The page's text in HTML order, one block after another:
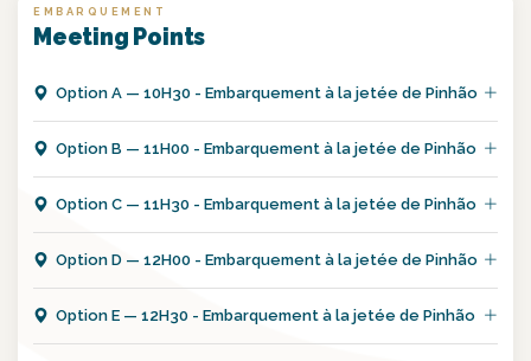
EMBARQUEMENT
Meeting Points
OptionA —10H30 - Embarquement à la jetée de Pinhão
OptionB —11H00 - Embarquement à la jetée de Pinhão
OptionC —11H30 - Embarquement à la jetée de Pinhão
OptionD —12H00 - Embarquement à la jetée de Pinhão
OptionE —12H30 - Embarquement à la jetée de Pinhão